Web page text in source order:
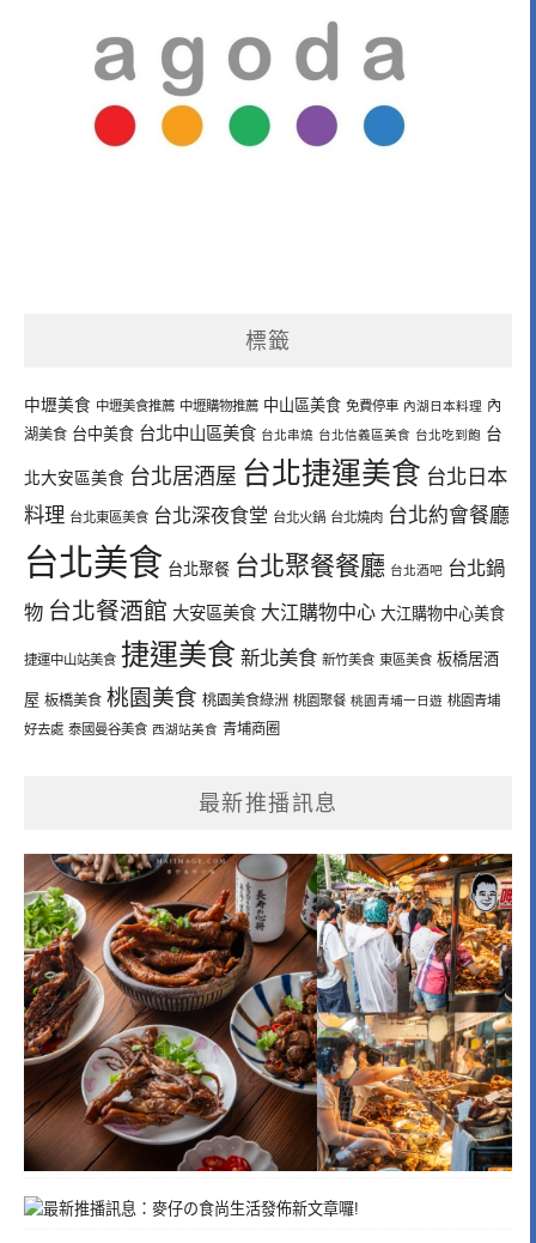
標籤
中壢美食 中壢美食推薦 中壢購物推薦 中山區美食 免費停車 內湖日本料理 內
湖美食 台中美食 台北中山區美食 台北串燒 台北信義區美食 台北吃到飽 台
北大安區美食 台北居酒屋 台北捷運美食 台北日本
料理 台北東區美食 台北深夜食堂 台北火鍋 台北燒肉 台北約會餐廳
台北美食 台北聚餐 台北聚餐餐廳 台北酒吧 台北鍋
物 台北餐酒館 大安區美食 大江購物中心 大江購物中心美食
捷運中山站美食 捷運美食 新北美食 新竹美食 東區美食 板橋居酒
屋 板橋美食 桃園美食 桃園美食綠洲 桃園聚餐 桃園青埔一日遊 桃園青埔
好去處 泰國曼谷美食 西湖站美食 青埔商圈
最新推播訊息